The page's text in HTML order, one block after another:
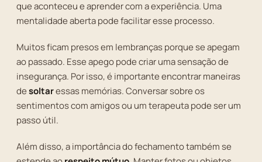
que aconteceu e aprender com a experiência. Uma
mentalidade aberta pode facilitar esse processo.
Muitos ficam presos em lembranças porque se apegam
ao passado. Esse apego pode criar uma sensação de
insegurança. Por isso, é importante encontrar maneiras
desoltaressas memórias. Conversar sobre os
sentimentos com amigos ou um terapeuta pode ser um
passo útil.
Além disso, a importância do fechamento também se